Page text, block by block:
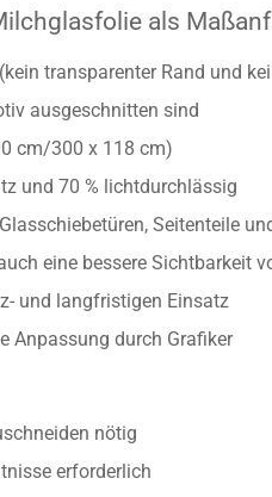
als
transparenter Rand und
ausgeschnitten sind
cm/300 x 118 cm)
und 70 % lichtdurchlässig
Seitenteile
eine bessere Sichtbarkeit
und langfristigen Einsatz
Anpassung durch Grafiker
nötig
erforderlich